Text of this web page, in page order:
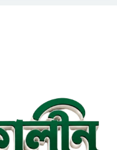
মহাসড়কে দুই বাসের
নিহত-৯